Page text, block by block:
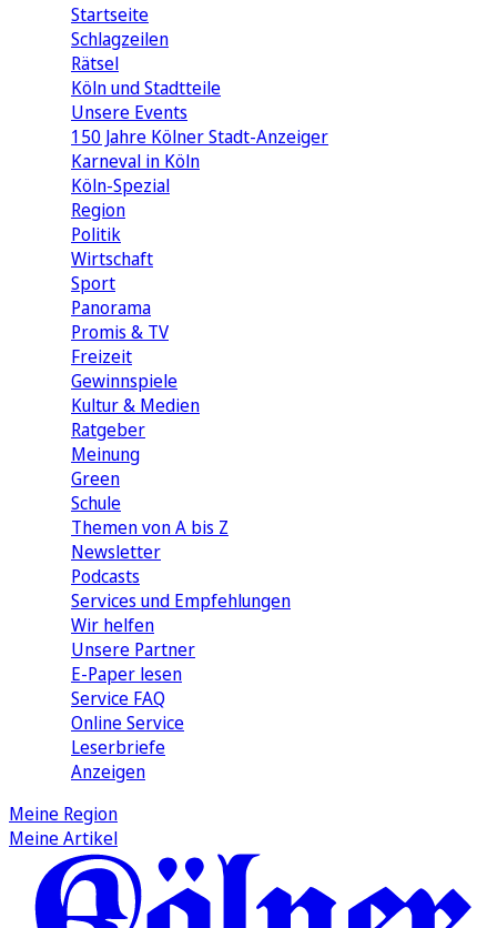
Startseite
Schlagzeilen
Rätsel
Köln und Stadtteile
Unsere Events
150 Jahre Kölner Stadt-Anzeiger
Karneval in Köln
Köln-Spezial
Region
Politik
Wirtschaft
Sport
Panorama
Promis & TV
Freizeit
Gewinnspiele
Kultur & Medien
Ratgeber
Meinung
Green
Schule
Themen von A bis Z
Newsletter
Podcasts
Services und Empfehlungen
Wir helfen
Unsere Partner
E-Paper lesen
Service FAQ
Online Service
Leserbriefe
Anzeigen
Meine Region
Meine Artikel